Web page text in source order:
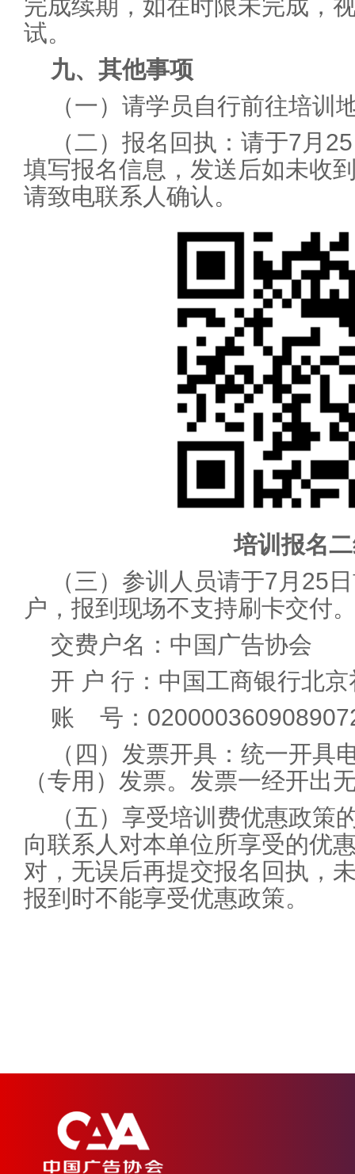
完成续期，如在时限未完成，
试。
九、其他事项
（一）请学员自行前往培训
（二）报名回执：请于7月
填写报名信息，发送后如未收
请致电联系人确认。
培训报名
（三）参训人员请于7月25
户，报到现场不支持刷卡交付
交费户名：中国广告协会
开 户 行：中国工商银行北
账 号：
（四）发票开具：统一开具
（专用）发票。发票一经开出
（五）享受培训费优惠政策
向联系人对本单位所享受的优
对，无误后再提交报名回执，
报到时不能享受优惠政策。